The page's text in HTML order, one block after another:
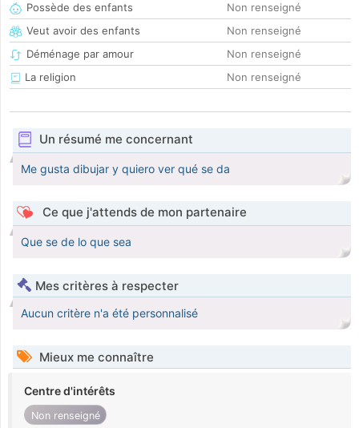
Possède des enfants
Non renseigné
Veut avoir des enfants
Non renseigné
Déménage par amour
Non renseigné
La religion
Non renseigné
Un résumé me concernant
Me gusta dibujar y quiero ver qué se da
Ce que j'attends de mon partenaire
Que se de lo que sea
Mes critères à respecter
Aucun critère n'a été personnalisé
Mieux me connaître
Centre d'intérêts
Non renseigné